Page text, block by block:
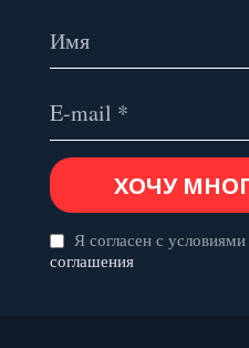
Я согласен с условиями
соглашения